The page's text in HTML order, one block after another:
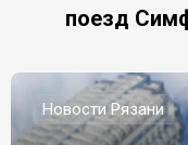
поезд
Новости Рязани